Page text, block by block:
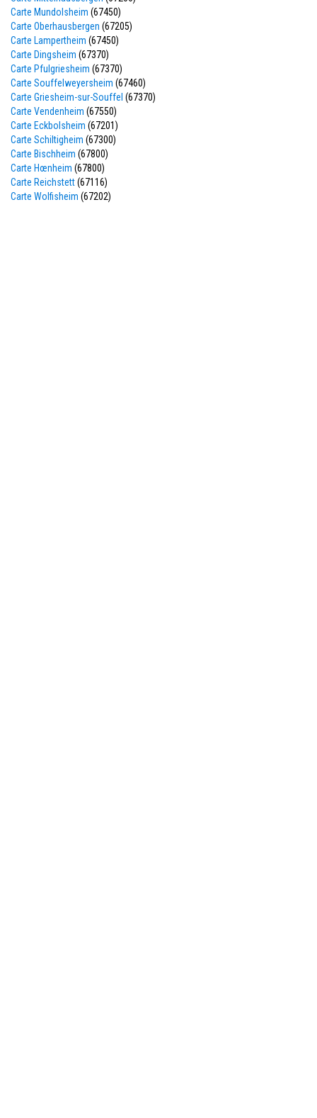
Carte Mundolsheim (67450)
Carte Oberhausbergen (67205)
Carte Lampertheim (67450)
Carte Dingsheim (67370)
Carte Pfulgriesheim (67370)
Carte Souffelweyersheim (67460)
Carte Griesheim-sur-Souffel (67370)
Carte Vendenheim (67550)
Carte Eckbolsheim (67201)
Carte Schiltigheim (67300)
Carte Bischheim (67800)
Carte Hœnheim (67800)
Carte Reichstett(67116)
Carte Wolfisheim (67202)